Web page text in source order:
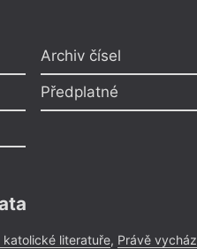
Archiv čísel
Předplatné
katolické literatuře, Právě